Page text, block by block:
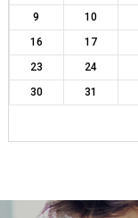
9
10
16
17
23
24
30
31